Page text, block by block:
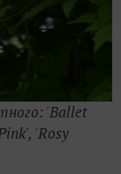
'Ballet
'Rosy